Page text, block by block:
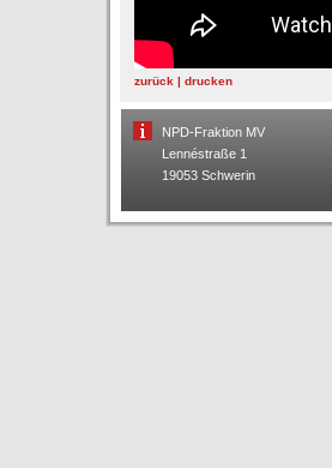
zurück | drucken
NPD-Fraktion MV
Lennéstraße 1
19053 Schwerin